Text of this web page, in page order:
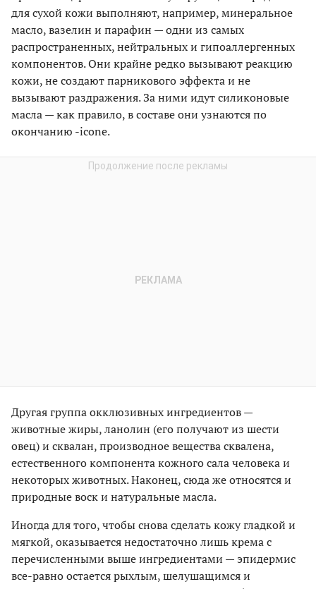
для сухой кожи выполняют, например, минеральное
масло, вазелин и парафин — одни из самых
распространенных, нейтральных и гипоаллергенных
компонентов. Они крайне редко вызывают реакцию
кожи, не создают парникового эффекта и не
вызывают раздражения. За ними идут силиконовые
масла — как правило, в составе они узнаются по
окончанию -icone.
Другая группа окклюзивных ингредиентов —
животные жиры, ланолин (его получают из шести
овец) и сквалан, производное вещества сквалена,
естественного компонента кожного сала человека и
некоторых животных. Наконец, сюда же относятся и
природные воск и натуральные масла.
Иногда для того, чтобы снова сделать кожу гладкой и
мягкой, оказывается недостаточно лишь крема с
перечисленными выше ингредиентами — эпидермис
все-равно остается рыхлым, шелушащимся и